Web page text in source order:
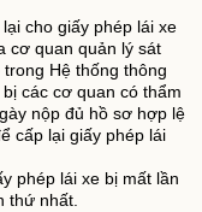
cho giấy phép lái xe
cơ quan quản lý sát
Hệ thống thông
các cơ quan có thẩm
nộp đủ hồ sơ hợp lệ
cấp lại giấy phép lái
phép lái xe bị mất lần
thứ nhất.